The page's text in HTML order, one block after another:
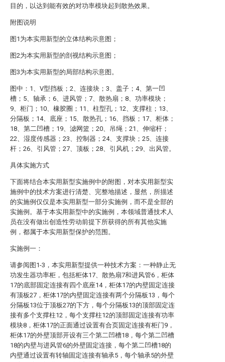
目的，以达到能有效的对功率模块起到散热效果。
附图说明
图1为本实用新型的立体结构示意图；
图2为本实用新型的剖视结构示意图；
图3为本实用新型的局部结构示意图。
图中：1、V型挡板；2、连接块；3、盖子；4、第一凹
槽；5、轴承；6、进风管；7、散热扇；8、功率模块；
9、柜门；10、橡胶圈；11、柱型孔；12、支撑柱；13、
分隔板；14、底座；15、散热孔；16、挡板；17、柜体；
18、第二凹槽；19、滤网篮；20、吊绳；21、伸缩杆；
22、湿度传感器；23、控制器；24、支撑块；25、连接
杆；26、引风管；27、顶板；28、引风机；29、出风管。
具体实施方式
下面将结合本实用新型实施例中的附图，对本实用新型实
施例中的技术方案进行清楚、完整地描述，显然，所描述
的实施例仅仅是本实用新型一部分实施例，而不是全部的
实施例。基于本实用新型中的实施例，本领域普通技术人
员在没有做出创造性劳动前提下所获得的所有其他实施
例，都属于本实用新型保护的范围。
实施例一：
请参阅图1-3，本实用新型提供一种技术方案：一种静止无
功发生器功率柜，包括柜体17、散热扇7和进风管6，柜体
17的底部固定连接有四个底座14，柜体17的内壁固定连接
有顶板27，柜体17的内壁固定连接有两个分隔板13，每个
分隔板13位于顶板27的下方，每个分隔板13的顶部固定连
接有多个支撑柱12，每个支撑柱12的顶部固定连接有功率
模块8，柜体17的正面通过设置有合页固定连接有柜门9，
柜体17的外壁顶部开设有三个第二凹槽18，每个第二凹槽
18的内壁与进风管6的外壁固定连接，每个第二凹槽18的
内壁通过设置有转轴固定连接有轴承5，每个轴承5的外壁